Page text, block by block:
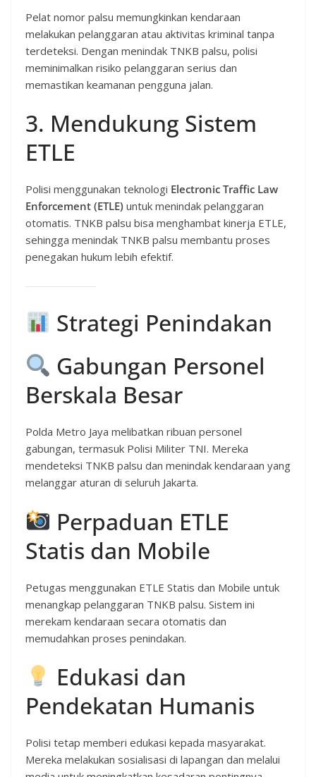
Pelat nomor palsu memungkinkan kendaraan
melakukan pelanggaran atau aktivitas kriminal tanpa
terdeteksi. Dengan menindak TNKB palsu, polisi
meminimalkan risiko pelanggaran serius dan
memastikan keamanan pengguna jalan.
3. Mendukung Sistem
ETLE
Polisi menggunakan teknologi Electronic Traffic Law
Enforcement (ETLE) untuk menindak pelanggaran
otomatis. TNKB palsu bisa menghambat kinerja ETLE,
sehingga menindak TNKB palsu membantu proses
penegakan hukum lebih efektif.
Strategi Penindakan
Gabungan Personel
Berskala Besar
Polda Metro Jaya melibatkan ribuan personel
gabungan, termasuk Polisi Militer TNI. Mereka
mendeteksi TNKB palsu dan menindak kendaraan yang
melanggar aturan di seluruh Jakarta.
Perpaduan ETLE
Statis dan Mobile
Petugas menggunakan ETLE Statis dan Mobile untuk
menangkap pelanggaran TNKB palsu. Sistem ini
merekam kendaraan secara otomatis dan
memudahkan proses penindakan.
Edukasi dan
Pendekatan Humanis
Polisi tetap memberi edukasi kepada masyarakat.
Mereka melakukan sosialisasi di lapangan dan melalui